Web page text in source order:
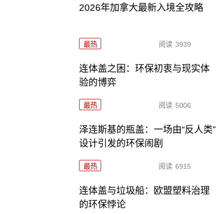
2026年加拿大最新入境全攻略
最热 阅读 3939
连体盖之困：环保初衷与现实体
验的博弈
最热 阅读 5006
泽连斯基的瓶盖：一场由“反人类”
设计引发的环保闹剧
最热 阅读 6915
连体盖与垃圾船：欧盟塑料治理
的环保悖论